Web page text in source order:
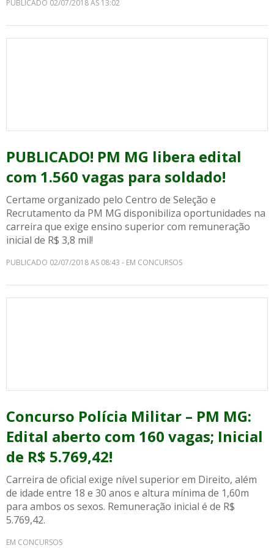
PUBLICADO 02/07/2018 AS 13:02
PUBLICADO! PM MG libera edital
com 1.560 vagas para soldado!
Certame organizado pelo Centro de Seleção e
Recrutamento da PM MG disponibiliza oportunidades na
carreira que exige ensino superior com remuneração
inicial de R$ 3,8 mil!
PUBLICADO 02/07/2018 AS 08:43 - EM CONCURSOS
Concurso Polícia Militar – PM MG:
Edital aberto com 160 vagas; Inicial
de R$ 5.769,42!
Carreira de oficial exige nível superior em Direito, além
de idade entre 18 e 30 anos e altura mínima de 1,60m
para ambos os sexos. Remuneração inicial é de R$
5.769,42.
EM CONCURSOS